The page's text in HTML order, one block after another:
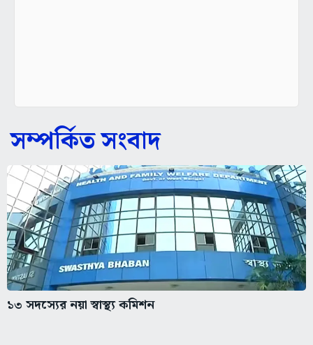
সম্পর্কিত সংবাদ
১৩ সদস্যের নয়া স্বাস্থ্য কমিশন